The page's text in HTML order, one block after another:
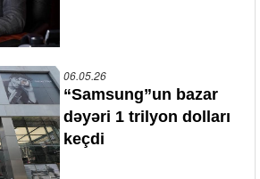
06.05.26
“Samsung”un bazar
dəyəri 1 trilyon dolları
keçdi